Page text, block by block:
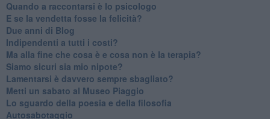
​Quando a raccontarsi è lo psicologo
​E se la vendetta fosse la felicità?
​Due anni di Blog
​Indipendenti a tutti i costi?
​Ma alla fine che cosa è e cosa non è la terapia?
​Siamo sicuri sia mio nipote?
​Lamentarsi è davvero sempre sbagliato?
​Metti un sabato al Museo Piaggio
​Lo sguardo della poesia e della filosofia
Autosabotaggio